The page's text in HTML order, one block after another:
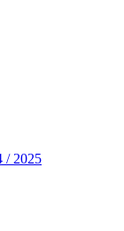
/ 2025